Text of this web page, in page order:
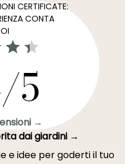
CERTIFICATE:
CONTA
5
→
dai giardini →
e idee per goderti il tuo